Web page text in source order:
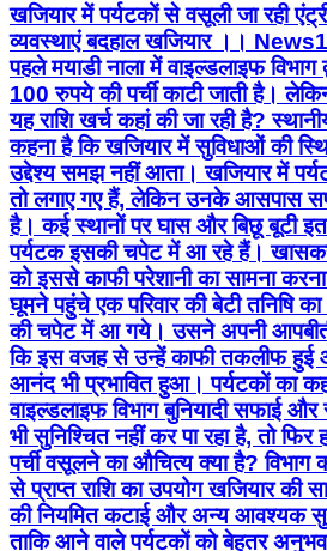
खजियार में पर्यटकों से वसूली जा रही
व्यवस्थाएं बदहाल खजियार ।।
पहले मयाडी नाला में वाइल्डलाइफ विभाग
100 रुपये की पर्ची काटी जाती है।
यह राशि खर्च कहां की जा रही है?
कहना है कि खजियार में सुविधाओं की
उद्देश्य समझ नहीं आता। खजियार में
तो लगाए गए हैं, लेकिन उनके आसपास
है। कई स्थानों पर घास और बिछू बूटी
पर्यटक इसकी चपेट में आ रहे हैं। खासकर
को इससे काफी परेशानी का सामना
घूमने पहुंचे एक परिवार की बेटी तनिषि
की चपेट में आ गये। उसने अपनी
कि इस वजह से उन्हें काफी तकलीफ हुई
आनंद भी प्रभावित हुआ। पर्यटकों का
वाइल्डलाइफ विभाग बुनियादी सफाई
भी सुनिश्चित नहीं कर पा रहा है, तो
पर्ची वसूलने का औचित्य क्या है? विभाग
से प्राप्त राशि का उपयोग खजियार की
की नियमित कटाई और अन्य आवश्यक
ताकि आने वाले पर्यटकों को बेहतर